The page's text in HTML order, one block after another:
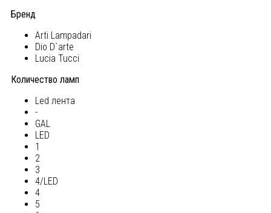
Бренд
Arti Lampadari
Dio D`arte
Lucia Tucci
Количество ламп
Led лента
-
GAL
LED
1
2
3
4/LED
4
5